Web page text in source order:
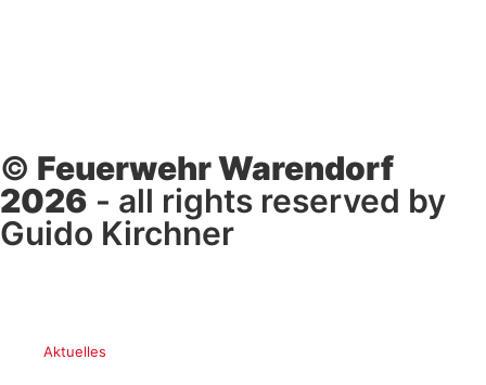
© Feuerwehr Warendorf
2026 - all rights reserved by
Guido Kirchner
Aktuelles